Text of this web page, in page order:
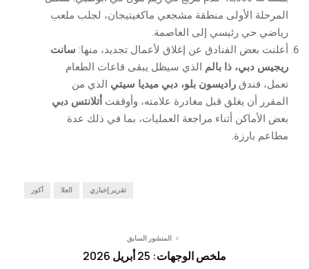
المرحلة الأولى منطقة مشجعي ماكغيتيجان، لجلب ملعب
رياضي حي رئيسي إلى العاصمة.
أعلنت بعض الفنادق عن إغلاق لأعمال تجديد، منها: سانت
ريجيس دبي، ذا بالم الذي سيظل يبقى قاعات الطعام
تعمل، فندق راديسون بلو، دبي ميديا سيتي الذي من
المقرر أن يغلق قبل مغادرة علامته، وأوقفت أتلانتس دبي
بعض الأماكن أثناء مراجعة العمليات، بما في ذلك عدة
مطاعم بارزة.
أكور العلا تقرير إخباري
المنشور السابق
ملخص الوجهات: 25 أبريل 2026